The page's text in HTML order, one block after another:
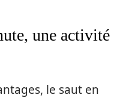
une activité
le saut en